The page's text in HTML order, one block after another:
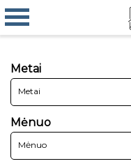
Metai
Metai
Mėnuo
Mėnuo